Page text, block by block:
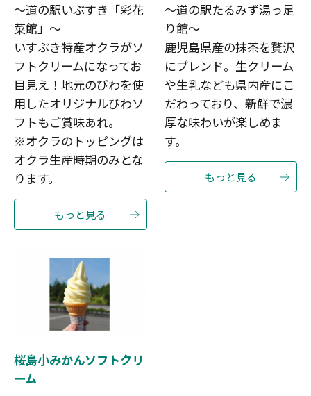
～道の駅いぶすき「彩花
菜館」～
いすぶき特産オクラがソ
フトクリームになってお
目見え！地元のびわを使
用したオリジナルびわソ
フトもご賞味あれ。
※オクラのトッピングは
オクラ生産時期のみとな
ります。
もっと見る
～道の駅たるみず湯っ足
り館～
鹿児島県産の抹茶を贅沢
にブレンド。生クリーム
や生乳なども県内産にこ
だわっており、新鮮で濃
厚な味わいが楽しめま
す。
もっと見る
桜島小みかんソフトクリ
ーム